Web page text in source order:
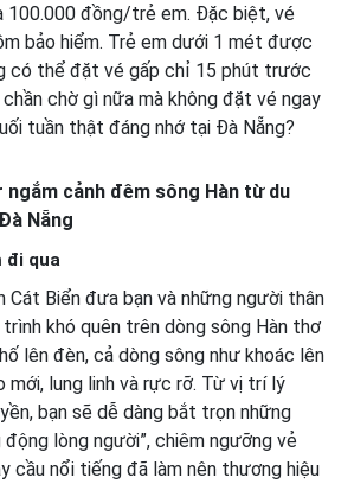
100.000 đồng/trẻ em. Đặc biệt, vé
bảo hiểm. Trẻ em dưới 1 mét được
có thể đặt vé gấp chỉ 15 phút trước
chần chờ gì nữa mà không đặt vé ngay
tuần thật đáng nhớ tại Đà Nẵng?
ngắm cảnh đêm sông Hàn từ du
Nẵng
đi qua
Cát Biển đưa bạn và những người thân
khó quên trên dòng sông Hàn thơ
lên đèn, cả dòng sông như khoác lên
mới, lung linh và rực rỡ. Từ vị trí lý
bạn sẽ dễ dàng bắt trọn những
động lòng người”, chiêm ngưỡng vẻ
cầu nổi tiếng đã làm nên thương hiệu